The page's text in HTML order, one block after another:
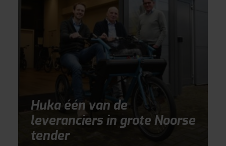
Huka één van de
leveranciers in grote Noorse
tender